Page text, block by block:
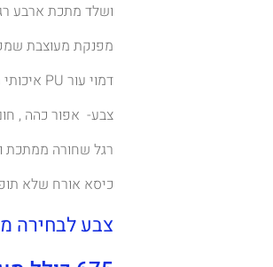
ושלד מתכת ארבע
מפנקת מעוצבת
דמוי עור PU איכותי מפנק נעים למגע בעיצוב מרשים.
צבע- אפור כהה ,
רגל שחורה ממתכת
כיסא אורח שלא
צבע לבחירה